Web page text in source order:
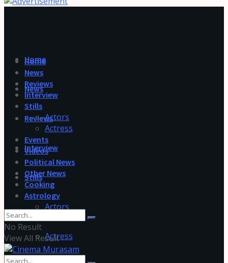
Home
News
Reviews
Interview
Stills
Actors
Actress
Home
News
Reviews
Interview
Stills
Actors
Actress
Events
Videos
Political News
Other News
Cooking
Astrology
No Result
View All Result